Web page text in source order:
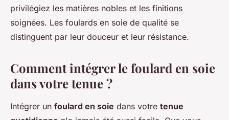
privilégiez les matières nobles et les finitions
soignées. Les foulards en soie de qualité se
distinguent par leur douceur et leur résistance.
Comment intégrer le foulard en soie
dans votre tenue ?
Intégrer un foulard en soie dans votre tenue